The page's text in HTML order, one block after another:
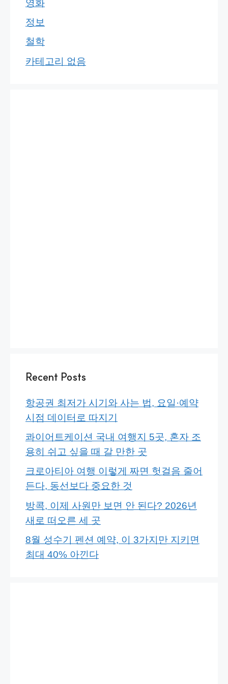
영화
정보
철학
카테고리 없음
Recent Posts
항공권 최저가 시기와 사는 법, 요일·예약
시점 데이터로 따지기
콰이어트케이션 국내 여행지 5곳, 혼자 조
용히 쉬고 싶을 때 갈 만한 곳
크로아티아 여행 이렇게 짜면 헛걸음 줄어
든다, 동선보다 중요한 것
방콕, 이제 사원만 보면 안 된다? 2026년
새로 떠오른 세 곳
8월 성수기 펜션 예약, 이 3가지만 지키면
최대 40% 아낀다